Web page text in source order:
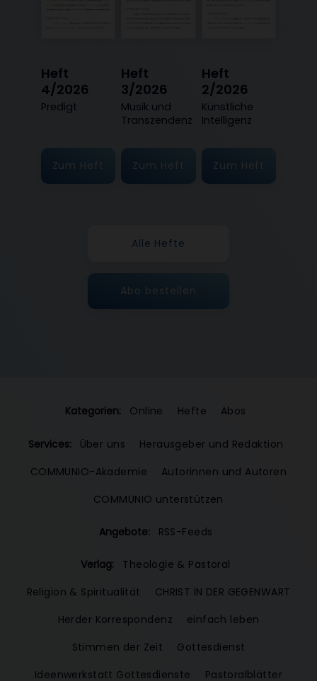
Heft
4/2026
:
Predigt
Zum Heft
Heft
3/2026
:
Musik und
Transzendenz
Zum Heft
Heft
2/2026
:
Künstliche
Intelligenz
Zum Heft
Alle Hefte
Abo bestellen
Kategorien: Online Hefte Abos
Services: Über uns
Herausgeber und Redaktion
COMMUNIO-Akademie
Autorinnen und Autoren
COMMUNIO unterstützen
Angebote: RSS-Feeds
Verlag:
Theologie & Pastoral
Religion & Spiritualität
CHRIST IN DER GEGENWART
Herder Korrespondenz
einfach leben
Stimmen der Zeit
Gottesdienst
Ideenwerkstatt Gottesdienste
Pastoralblätter